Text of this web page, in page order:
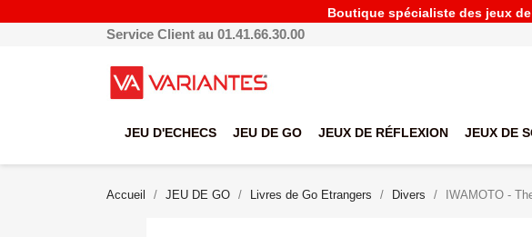
Boutique spécialiste des jeux
Service Client au 01.41.66.30.00
JEU D'ECHECS JEU DE GO JEUX DE RÉFLEXION JEUX DE
Accueil JEU DE GO Livres de Go Etrangers Divers IWAMOTO -